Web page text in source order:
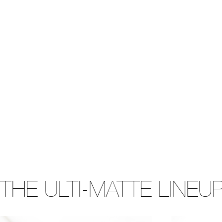
THE ULTI-MATTE